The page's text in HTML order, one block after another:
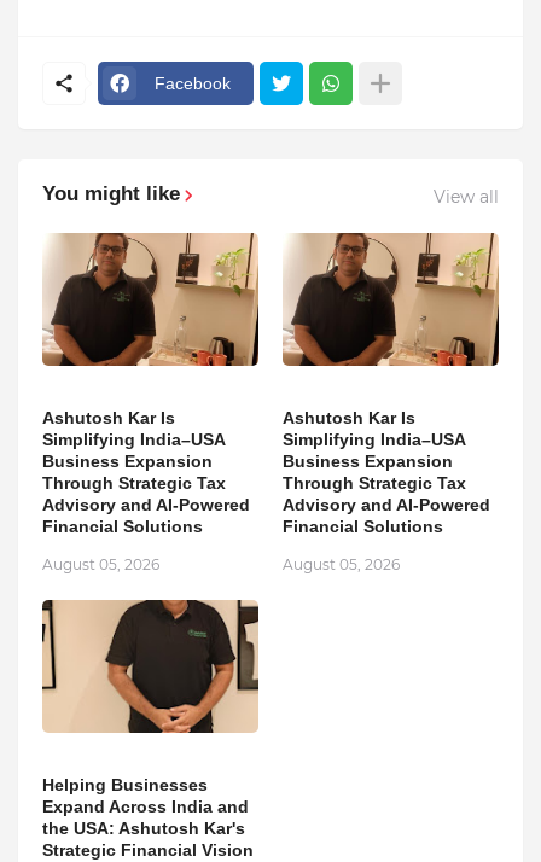
Facebook
You might like View all
Ashutosh Kar Is
Simplifying India–USA
Business Expansion
Through Strategic Tax
Advisory and AI-Powered
Financial Solutions
August 05, 2026
Ashutosh Kar Is
Simplifying India–USA
Business Expansion
Through Strategic Tax
Advisory and AI-Powered
Financial Solutions
August 05, 2026
Helping Businesses
Expand Across India and
the USA: Ashutosh Kar's
Strategic Financial Vision